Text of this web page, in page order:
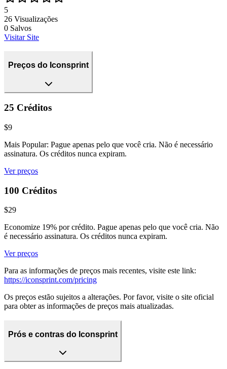
5
26 Visualizações
0 Salvos
Visitar Site
Preços do Iconsprint
25 Créditos
$9
Mais Popular: Pague apenas pelo que você cria. Não é necessário
assinatura. Os créditos nunca expiram.
Ver preços
100 Créditos
$29
Economize 19% por crédito. Pague apenas pelo que você cria. Não
é necessário assinatura. Os créditos nunca expiram.
Ver preços
Para as informações de preços mais recentes, visite este link:
https://iconsprint.com/pricing
Os preços estão sujeitos a alterações. Por favor, visite o site oficial
para obter as informações de preços mais atualizadas.
Prós e contras do Iconsprint